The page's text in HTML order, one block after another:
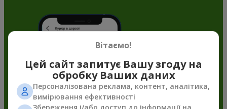
Вітаємо!
Цей сайт запитує Вашу згоду на
обробку Ваших даних
Персоналізована реклама, контент, аналітика,
вимірювання ефективності
Збереження і/або доступ до інформації на